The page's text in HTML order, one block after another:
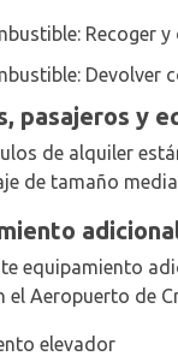
Recoger
Devolver
pasajeros y
de alquiler
de tamaño
equipamiento
el Aeropuerto de
elevador